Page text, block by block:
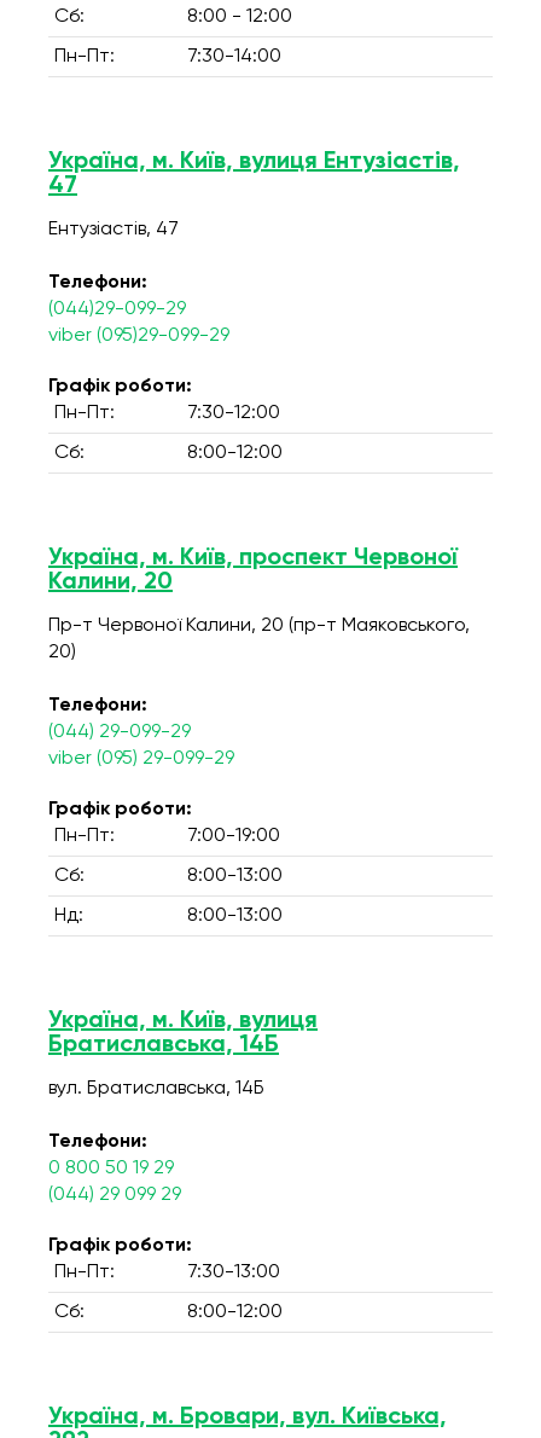
Сб:
8:00 - 12:00
Пн-Пт: 7:30-14:00
Україна, м. Київ, вулиця Ентузіастів,
47
Ентузіастів, 47
Телефони:
(044)29-099-29
viber (095)29-099-29
Графік роботи:
Пн-Пт:
7:30-12:00
Сб: 8:00-12:00
Україна, м. Київ, проспект Червоної
Калини, 20
Пр-т Червоної Калини, 20 (пр-т Маяковського,
20)
Телефони:
(044) 29-099-29
viber (095) 29-099-29
Графік роботи:
Пн-Пт:
7:00-19:00
Сб: 8:00-13:00
Нд: 8:00-13:00
Україна, м. Київ, вулиця
Братиславська, 14Б
вул. Братиславська, 14Б
Телефони:
0 800 50 19 29
(044) 29 099 29
Графік роботи:
Пн-Пт:
7:30-13:00
Сб: 8:00-12:00
Україна, м. Бровари, вул. Київська,